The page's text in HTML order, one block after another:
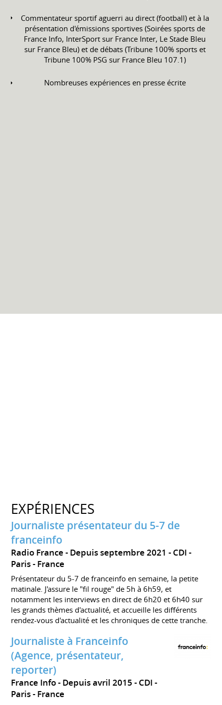
Commentateur sportif aguerri au direct (football) et à la
présentation d'émissions sportives (Soirées sports de
France Info, InterSport sur France Inter, Le Stade Bleu
sur France Bleu) et de débats (Tribune 100% sports et
Tribune 100% PSG sur France Bleu 107.1)
Nombreuses expériences en presse écrite
EXPÉRIENCES
Journaliste présentateur du 5-7 de
franceinfo
Radio France Depuis septembre 2021 CDI
Paris
France
Présentateur du 5-7 de franceinfo en semaine, la petite
matinale. J'assure le "fil rouge" de 5h à 6h59, et
notamment les interviews en direct de 6h20 et 6h40 sur
les grands thèmes d'actualité, et accueille les différents
rendez-vous d'actualité et les chroniques de cette tranche.
Journaliste à Franceinfo
(Agence, présentateur,
reporter)
France Info Depuis avril 2015 CDI
Paris
France